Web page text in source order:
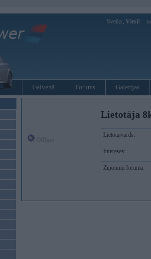
Sveiks, Viesi!
Galvenā Forums Galerijas
Lietotāja
Lietotājvārds:
Intereses:
Ziņojumi forumā: